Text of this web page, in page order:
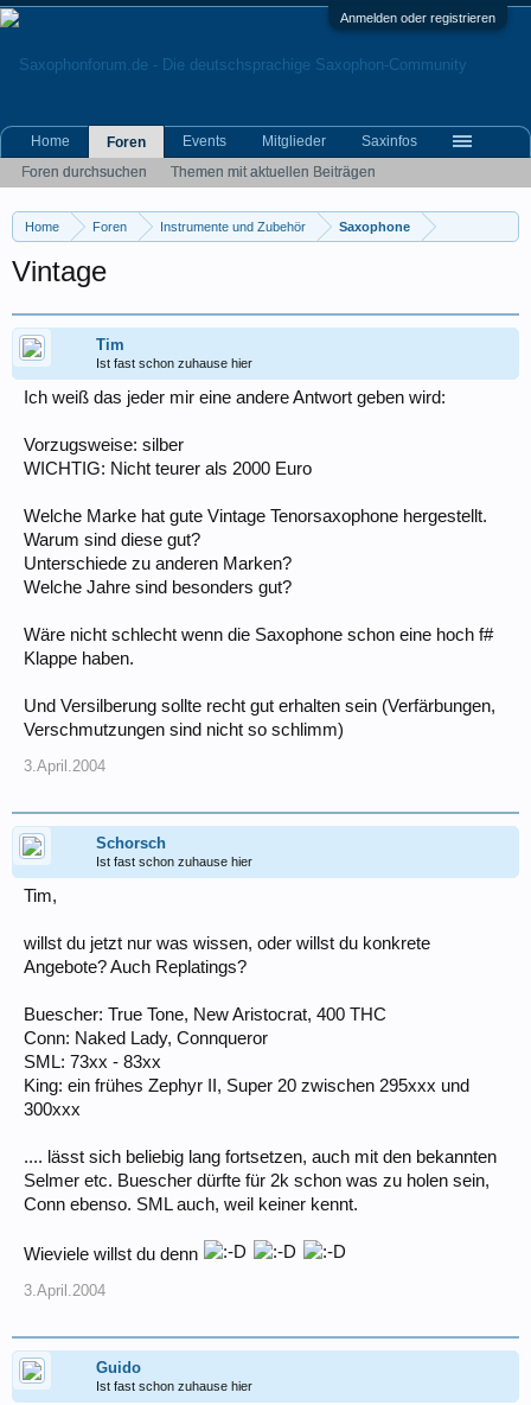
Anmelden oder registrieren
Home Foren Instrumente und Zubehör Saxophone
Vintage
Tim
Ist fast schon zuhause hier
Ich weiß das jeder mir eine andere Antwort geben wird:
Vorzugsweise: silber
WICHTIG: Nicht teurer als 2000 Euro
Welche Marke hat gute Vintage Tenorsaxophone hergestellt.
Warum sind diese gut?
Unterschiede zu anderen Marken?
Welche Jahre sind besonders gut?
Wäre nicht schlecht wenn die Saxophone schon eine hoch f#
Klappe haben.
Und Versilberung sollte recht gut erhalten sein (Verfärbungen,
Verschmutzungen sind nicht so schlimm)
3.April.2004
Schorsch
Ist fast schon zuhause hier
Tim,
willst du jetzt nur was wissen, oder willst du konkrete
Angebote? Auch Replatings?
Buescher: True Tone, New Aristocrat, 400 THC
Conn: Naked Lady, Connqueror
SML: 73xx - 83xx
King: ein frühes Zephyr II, Super 20 zwischen 295xxx und
300xxx
.... lässt sich beliebig lang fortsetzen, auch mit den bekannten
Selmer etc. Buescher dürfte für 2k schon was zu holen sein,
Conn ebenso. SML auch, weil keiner kennt.
Wieviele willst du denn
3.April.2004
Guido
Ist fast schon zuhause hier
Home
Foren
Foren durchsuchen
Themen mit aktuellen Beiträgen
Events Mitglieder Saxinfos